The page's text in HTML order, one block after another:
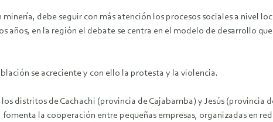
debe seguir con más atención los procesos sociales a nivel
años, en la región el debate se centra en el modelo de desarrollo
se acreciente y con ello la protesta y la violencia.
distritos de Cachachi (provincia de Cajabamba) y Jesús (provincia
la cooperación entre pequeñas empresas, organizadas en